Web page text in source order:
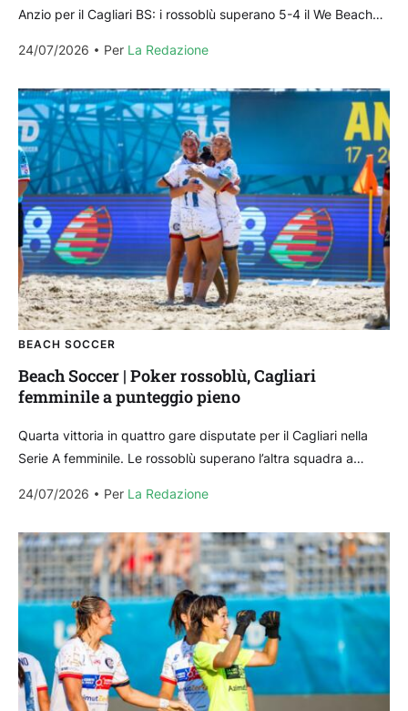
Anzio per il Cagliari BS: i rossoblù superano 5-4 il We Beach
24/07/2026
Per La Redazione
BEACH SOCCER
Beach Soccer | Poker rossoblù, Cagliari
femminile a punteggio pieno
Quarta vittoria in quattro gare disputate per il Cagliari nella
Serie A femminile. Le rossoblù superano l’altra squadra a
24/07/2026
Per La Redazione